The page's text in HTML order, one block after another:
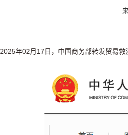
2025年02月17日，中国商务部转发贸易